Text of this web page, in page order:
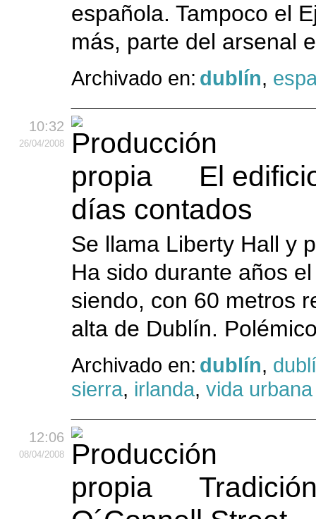
española. Tampoco el
más, parte del arsenal
Archivado en: dublín,
10:32
26/04/2008
El
días contados
Se llama Liberty Hall y
Ha sido durante años
siendo, con 60 metros
alta de Dublín.
Archivado en: dublín,
sierra, irlanda, vida urbana
12:06
08/04/2008